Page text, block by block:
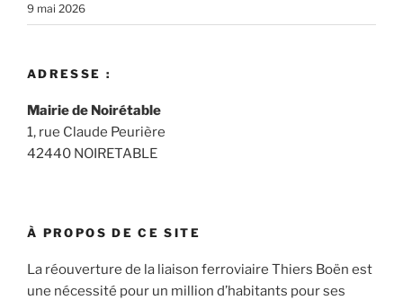
9 mai 2026
ADRESSE :
Mairie de Noirétable
1, rue Claude Peurière
42440 NOIRETABLE
À PROPOS DE CE SITE
La réouverture de la liaison ferroviaire Thiers Boën est
une nécessité pour un million d’habitants pour ses